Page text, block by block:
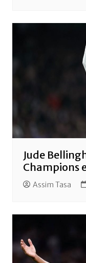
Jude
Champions
Assim Tasa